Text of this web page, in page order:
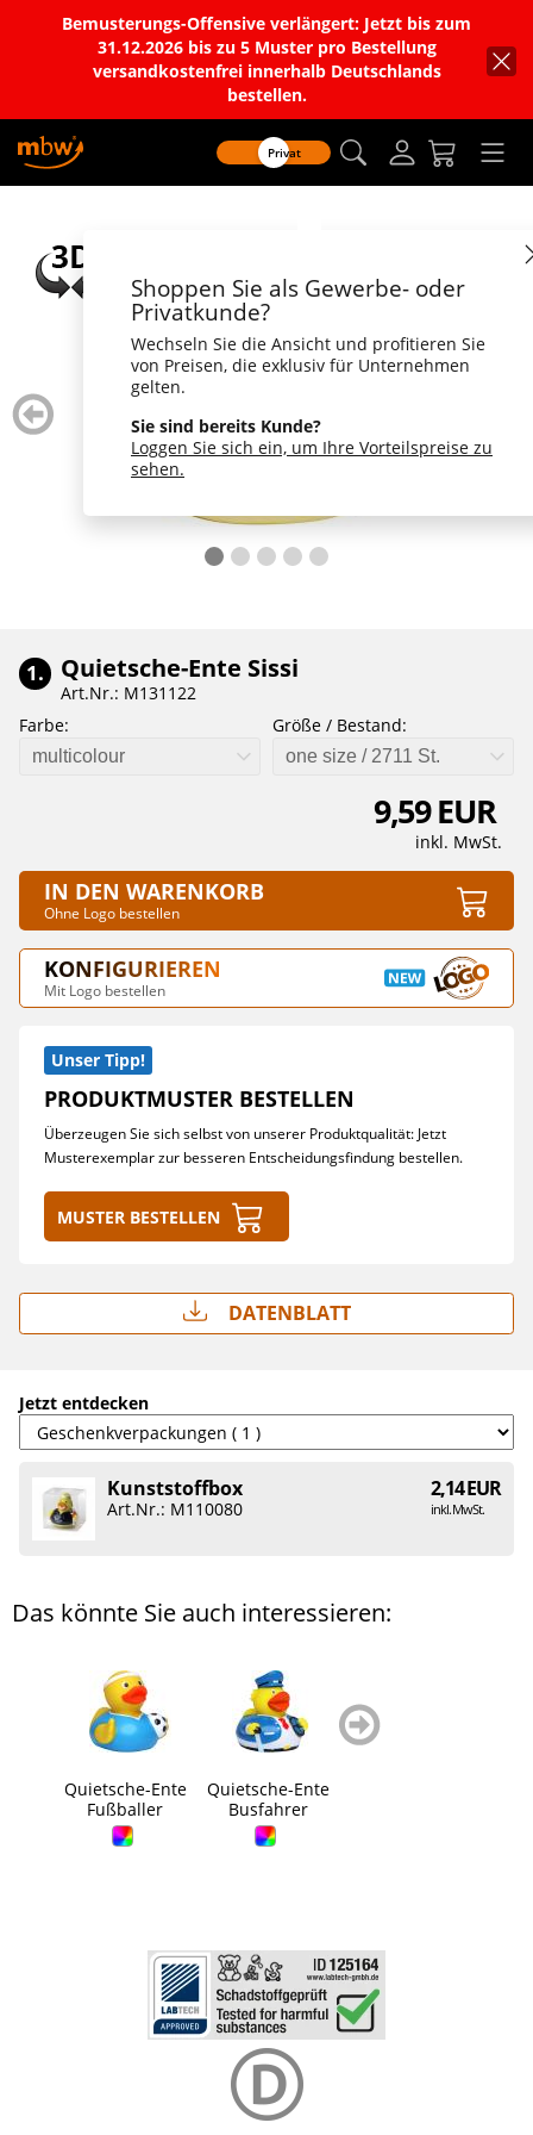
Bemusterungs-Offensive verlängert: Jetzt bis zum
31.12.2026 bis zu 5 Muster pro Bestellung
versandkostenfrei innerhalb Deutschlands
bestellen.
Privat
Shoppen Sie als Gewerbe- oder
Privatkunde?
Wechseln Sie die Ansicht und profitieren Sie
von Preisen, die exklusiv für Unternehmen
gelten.
Sie sind bereits Kunde?
Loggen Sie sich ein, um Ihre Vorteilspreise zu
sehen.
zurück
blättern
1. Quietsche-Ente Sissi
Art.Nr.: M131122
Farbe:
multicolour
Größe / Bestand:
one size / 2711 St.
9,59 EUR
inkl. MwSt.
IN DEN WARENKORB
Ohne Logo bestellen
KONFIGURIEREN
Mit Logo bestellen
Unser Tipp!
PRODUKTMUSTER BESTELLEN
Überzeugen Sie sich selbst von unserer Produktqualität: Jetzt
Musterexemplar zur besseren Entscheidungsfindung bestellen.
Muster bestellen
Datenblatt
Jetzt entdecken
Kunststoffbox 2,14 EUR
inkl. MwSt.
Art.Nr.: M110080
Das könnte Sie auch interessieren:
Quietsche-Ente
Fußballer
Quietsche-Ente
Busfahrer
weiter
blättern